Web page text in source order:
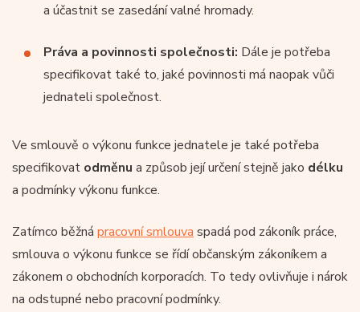
a účastnit se zasedání valné hromady.
Práva a povinnosti společnosti: Dále je potřeba
specifikovat také to, jaké povinnosti má naopak vůči
jednateli společnost.
Ve smlouvě o výkonu funkce jednatele je také potřeba
specifikovat odměnu a způsob její určení stejně jako délku
a podmínky výkonu funkce.
Zatímco běžná pracovní smlouva spadá pod zákoník práce,
smlouva o výkonu funkce se řídí občanským zákoníkem a
zákonem o obchodních korporacích. To tedy ovlivňuje i nárok
na odstupné nebo pracovní podmínky.